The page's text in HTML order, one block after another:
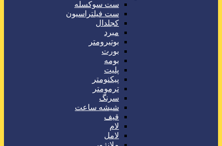
ست سوکسله
ست فیلتراسیون
کجلدال
مبرد
بوتیرومتر
بورت
بومه
پلیت
پیکنومتر
ترمومتر
سرنگ
شیشه ساعت
قیف
لام
لامل